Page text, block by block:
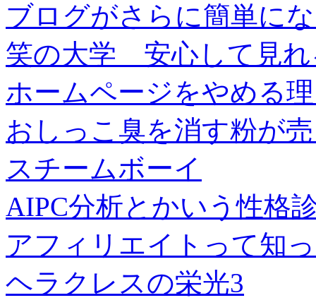
ブログがさらに簡単に
笑の大学 安心して見れ
ホームページをやめる
おしっこ臭を消す粉が
スチームボーイ
AIPC分析とかいう性格
アフィリエイトって知
ヘラクレスの栄光3